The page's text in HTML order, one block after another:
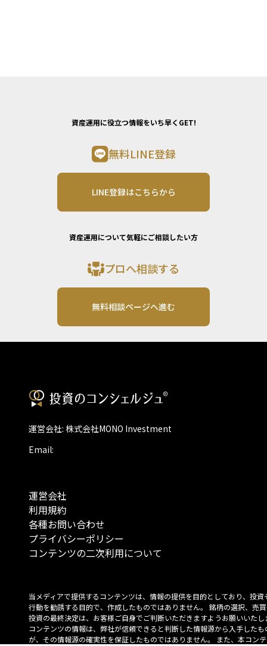
資産運用に役立つ情報をいち早くGET!
無料LINE登録
LINE登録はこちらから
資産運用について気軽にご相談したい方
プロへ相談する
無料相談ページへ進む
運営会社: 株式会社MONO Investment
Email:
運営会社
利用規約
各種お問い合わせ
プライバシーポリシー
コンテンツの二次利用について
当メディアで提供するコンテンツは、情報の提供を目的としており、投資
行動を勧誘する目的で、作成したものではありません。 銘柄の選択、売
投資の最終決定は、お客様ご自身でご判断いただきますようお願いいたし
コンテンツの情報は、弊社が信頼できると判断した情報源から入手したも
が、その情報源の確実性を保証したものではありません。 また、本コン